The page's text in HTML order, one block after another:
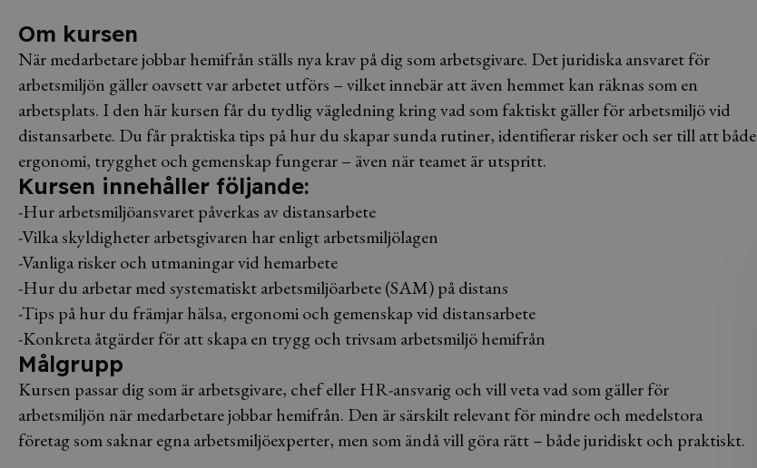
Om kursen
När medarbetare jobbar hemifrån ställs nya krav på dig som arbetsgivare. Det juridiska ansvaret för
arbetsmiljön gäller oavsett var arbetet utförs – vilket innebär att även hemmet kan räknas som en
arbetsplats. I den här kursen får du tydlig vägledning kring vad som faktiskt gäller för arbetsmiljö vid
distansarbete. Du får praktiska tips på hur du skapar sunda rutiner, identifierar risker och ser till att både
ergonomi, trygghet och gemenskap fungerar – även när teamet är utspritt.
Kursen innehåller följande:
-Hur arbetsmiljöansvaret påverkas av distansarbete
-Vilka skyldigheter arbetsgivaren har enligt arbetsmiljölagen
-Vanliga risker och utmaningar vid hemarbete
-Hur du arbetar med systematiskt arbetsmiljöarbete (SAM) på distans
-Tips på hur du främjar hälsa, ergonomi och gemenskap vid distansarbete
-Konkreta åtgärder för att skapa en trygg och trivsam arbetsmiljö hemifrån
Målgrupp
Kursen passar dig som är arbetsgivare, chef eller HR-ansvarig och vill veta vad som gäller för
arbetsmiljön när medarbetare jobbar hemifrån. Den är särskilt relevant för mindre och medelstora
företag som saknar egna arbetsmiljöexperter, men som ändå vill göra rätt – både juridiskt och praktiskt.